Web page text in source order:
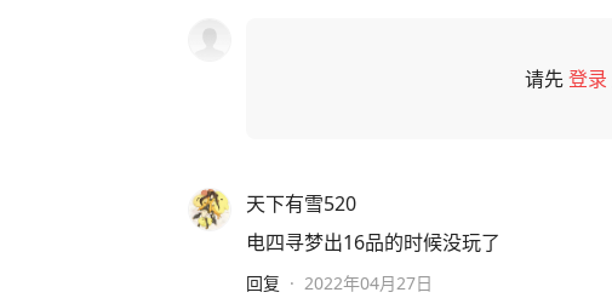
请先登录
天下有雪520
电四寻梦出16品的时候没玩了
回复 · 2022年04月27日